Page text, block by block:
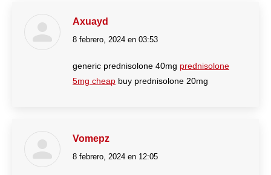
Axuayd
dice:
8 febrero, 2024 en 03:53
generic prednisolone 40mg prednisolone
5mg cheap buy prednisolone 20mg
Vomepz
dice:
8 febrero, 2024 en 12:05